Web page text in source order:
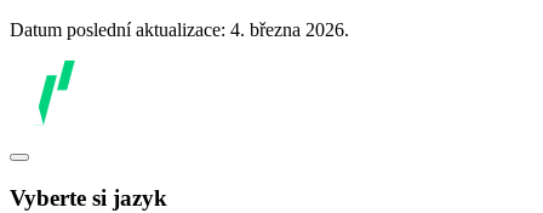
Datum poslední aktualizace: 4. března 2026.
Vyberte si jazyk